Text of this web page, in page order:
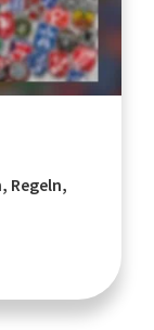
Regeln,